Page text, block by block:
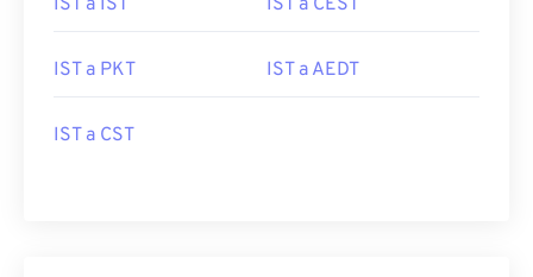
IST a IST IST a CEST
IST a PKT IST a AEDT
IST a CST